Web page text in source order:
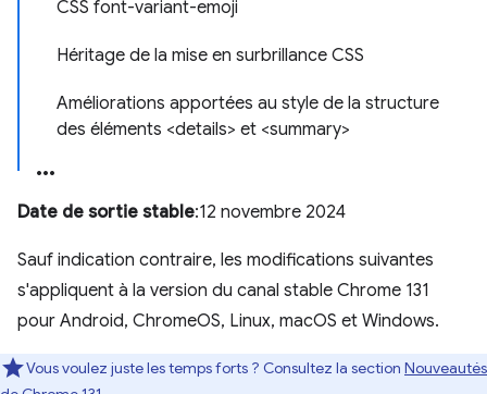
CSS font-variant-emoji
Héritage de la mise en surbrillance CSS
Améliorations apportées au style de la structure
des éléments <details> et <summary>
Date de sortie stable:12 novembre 2024
Sauf indication contraire, les modifications suivantes
s'appliquent à la version du canal stable Chrome 131
pour Android, ChromeOS, Linux, macOS et Windows.
Vous voulez juste les temps forts ? Consultez la section Nouveautés